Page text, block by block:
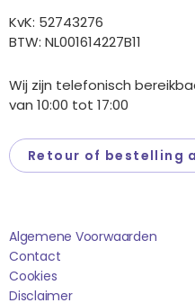
KvK: 52743276
BTW: NL001614227B11
Wij zijn telefonisch
van 10:00 tot 17:00
Retour of bestelling
Algemene Voorwaarden
Contact
Cookies
Disclaimer